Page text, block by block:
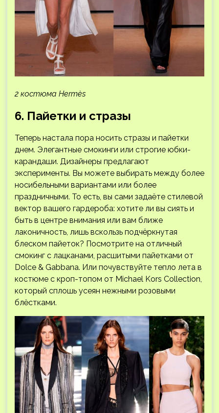
2 костюма Hermès
6. Пайетки и стразы
Теперь настала пора носить стразы и пайетки
днем. Элегантные смокинги или строгие юбки-
карандаши. Дизайнеры предлагают
эксперименты. Вы можете выбирать между более
носибельными вариантами или более
праздничными. То есть, вы сами задаёте стилевой
вектор вашего гардероба: хотите ли вы сиять и
быть в центре внимания или вам ближе
лаконичность, лишь вскользь подчёркнутая
блеском пайеток? Посмотрите на отличный
смокинг с лацканами, расшитыми пайетками от
Dolce & Gabbana. Или почувствуйте тепло лета в
костюме с кроп-топом от Michael Kors Collection,
который сплошь усеян нежными розовыми
блёстками.